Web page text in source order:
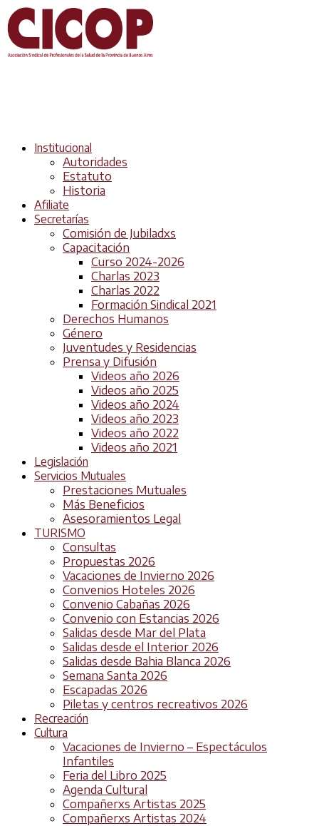
Institucional
Autoridades
Estatuto
Historia
Afiliate
Secretarías
Comisión de Jubiladxs
Capacitación
Curso 2024-2026
Charlas 2023
Charlas 2022
Formación Sindical 2021
Derechos Humanos
Género
Juventudes y Residencias
Prensa y Difusión
Videos año 2026
Videos año 2025
Videos año 2024
Videos año 2023
Videos año 2022
Videos año 2021
Legislación
Servicios Mutuales
Prestaciones Mutuales
Más Beneficios
Asesoramientos Legal
TURISMO
Consultas
Propuestas 2026
Vacaciones de Invierno 2026
Convenios Hoteles 2026
Convenio Cabañas 2026
Convenio con Estancias 2026
Salidas desde Mar del Plata
Salidas desde el Interior 2026
Salidas desde Bahia Blanca 2026
Semana Santa 2026
Escapadas 2026
Piletas y centros recreativos 2026
Recreación
Cultura
Vacaciones de Invierno – Espectáculos
Infantiles
Feria del Libro 2025
Agenda Cultural
Compañerxs Artistas 2025
Compañerxs Artistas 2024